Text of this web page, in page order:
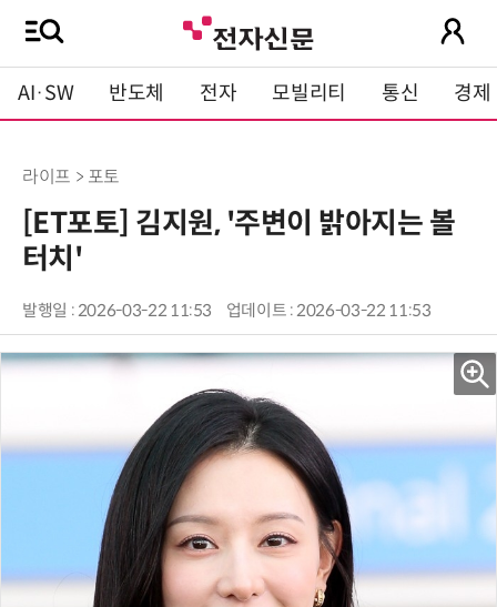
AI·SW 반도체 전자 모빌리티 통신 경제
라이프 > 포토
[ET포토] 김지원, '주변이 밝아지는 볼
터치'
발행일 : 2026-03-22 11:53 업데이트 : 2026-03-22 11:53